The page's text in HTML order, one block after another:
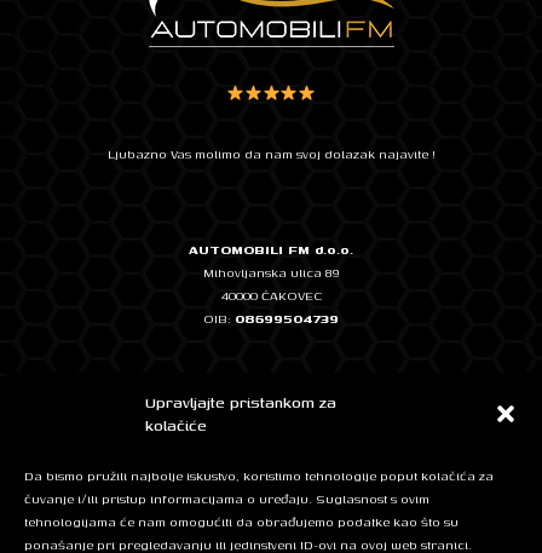
Upravljajte pristankom za
kolačiće
Da bismo pružili najbolje iskustvo, koristimo tehnologije poput kolačića za
čuvanje i/ili pristup informacijama o uređaju. Suglasnost s ovim
tehnologijama će nam omogućiti da obrađujemo podatke kao što su
ponašanje pri pregledavanju ili jedinstveni ID-ovi na ovoj web stranici.
Ljubazno Vas molimo da nam svoj dolazak najavite !
AUTOMOBILI FM d.o.o.
Mihovljanska ulica 89
40000 ČAKOVEC
OIB: 08699504739
Temeljni kapital: 2.500,00 EUR, uplaćen u cijelosti
IBAN: HR0724020061101348572 - ERSTE & STEIERMÄRKISCHE BANK
Mob: + 385 95 525 5420